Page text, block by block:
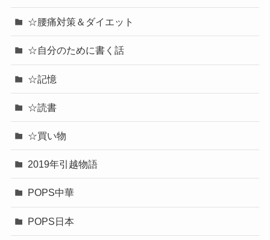
☆腰痛対策＆ダイエット
☆自分のために書く話
☆記憶
☆読書
☆買い物
2019年引越物語
POPS中華
POPS日本